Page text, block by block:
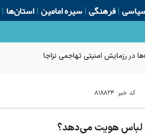
فرهنگی سیره امامین استان‌ها
در رزمایش امنیتی تهاجمی نزاجا
کد خبر: ۸۱۸۸۲۴
لباس هویت می‌دهد؟